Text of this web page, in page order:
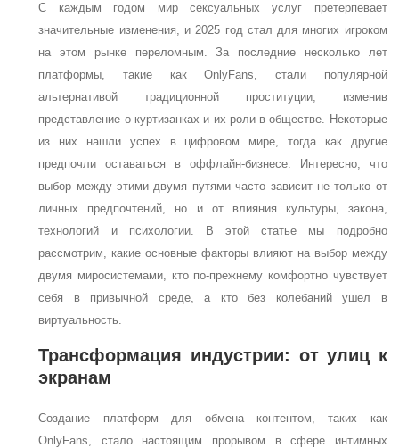
С каждым годом мир сексуальных услуг претерпевает
значительные изменения, и 2025 год стал для многих игроком
на этом рынке переломным. За последние несколько лет
платформы, такие как OnlyFans, стали популярной
альтернативой традиционной проституции, изменив
представление о куртизанках и их роли в обществе. Некоторые
из них нашли успех в цифровом мире, тогда как другие
предпочли оставаться в оффлайн-бизнесе. Интересно, что
выбор между этими двумя путями часто зависит не только от
личных предпочтений, но и от влияния культуры, закона,
технологий и психологии. В этой статье мы подробно
рассмотрим, какие основные факторы влияют на выбор между
двумя миросистемами, кто по-прежнему комфортно чувствует
себя в привычной среде, а кто без колебаний ушел в
виртуальность.
Трансформация индустрии: от улиц к
экранам
Создание платформ для обмена контентом, таких как
OnlyFans, стало настоящим прорывом в сфере интимных